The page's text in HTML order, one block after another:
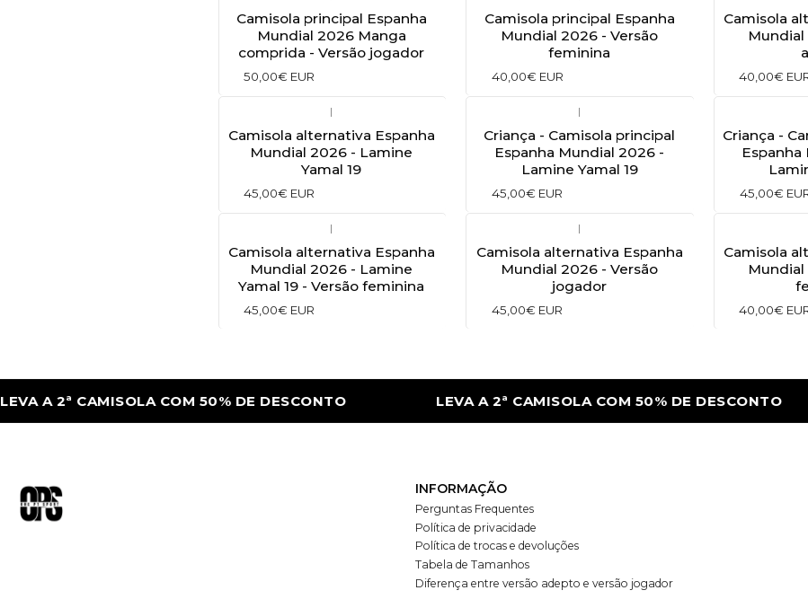
Camisola principal Espanha
Mundial 2026 Manga
comprida - Versão jogador
50,00€ EUR
Camisola principal Espanha
Mundial 2026 - Versão
feminina
40,00€ EUR
Camisola
Mundial
40,00€
Camisola alternativa Espanha
Mundial 2026 - Lamine
Yamal 19
45,00€ EUR
Criança - Camisola principal
Espanha Mundial 2026 -
Lamine Yamal 19
45,00€ EUR
Criança -
45,00€
Camisola alternativa Espanha
Mundial 2026 - Lamine
Yamal 19 - Versão feminina
45,00€ EUR
Camisola alternativa Espanha
Mundial 2026 - Versão
jogador
45,00€ EUR
Camisola
Mundial
40,00€
A 2ª CAMISOLA COM 50% DE DESCONTO LEVA A 2ª CAMISOLA COM 50% DE DESCONTO
INFORMAÇÃO
Perguntas Frequentes
Política de privacidade
Política de trocas e devoluções
Tabela de Tamanhos
Diferença entre versão adepto e versão jogador